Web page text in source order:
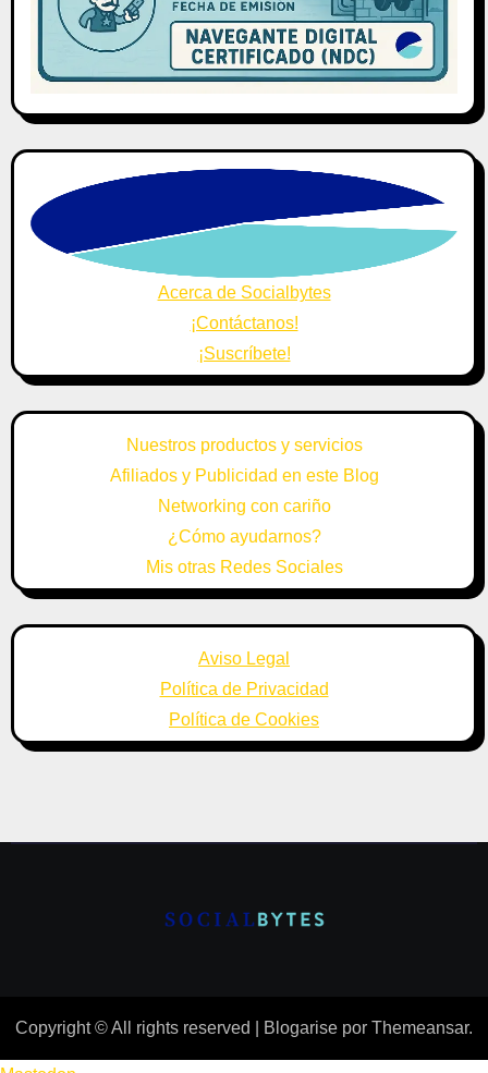
Acerca de Socialbytes
¡Contáctanos!
¡Suscríbete!
Nuestros productos y servicios
Afiliados y Publicidad en este Blog
Networking con cariño
¿Cómo ayudarnos?
Mis otras Redes Sociales
Aviso Legal
Política de Privacidad
Política de Cookies
Copyright © All rights reserved Blogarise por Themeansar.